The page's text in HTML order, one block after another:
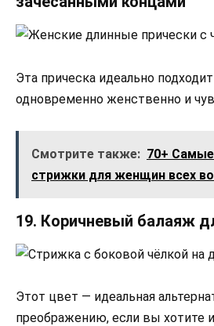
Эта прическа идеально
одновременно женственно и
Смотрите также: 70+
стрижки для женщин всех
19. Коричневый балаяж
Этот цвет — идеальная
преображению, если вы хотите